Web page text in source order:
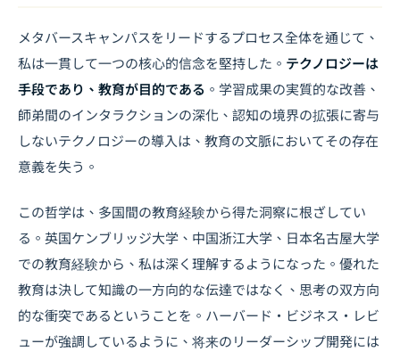
メタバースキャンパスをリードするプロセス全体を通じて、
私は一貫して一つの核心的信念を堅持した。 テクノロジーは
手段であり、教育が目的である 。学習成果の実質的な改善、
師弟間のインタラクションの深化、認知の境界の拡張に寄与
しないテクノロジーの導入は、教育の文脈においてその存在
意義を失う。
この哲学は、多国間の教育経験から得た洞察に根ざしてい
る。英国ケンブリッジ大学、中国浙江大学、日本名古屋大学
での教育経験から、私は深く理解するようになった。優れた
教育は決して知識の一方向的な伝達ではなく、思考の双方向
的な衝突であるということを。ハーバード・ビジネス・レビ
ューが強調しているように、将来のリーダーシップ開発には